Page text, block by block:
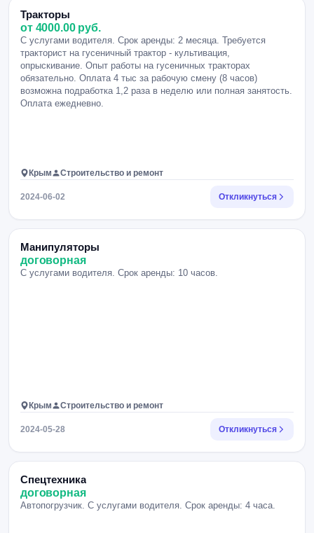
Тракторы
от 4000.00 руб.
С услугами водителя. Срок аренды: 2 месяца. Требуется
тракторист на гусеничный трактор - культивация,
опрыскивание. Опыт работы на гусеничных тракторах
обязательно. Оплата 4 тыс за рабочую смену (8 часов)
возможна подработка 1,2 раза в неделю или полная занятость.
Оплата ежедневно.
Крым Строительство и ремонт
2024-06-02 Откликнуться
Манипуляторы
договорная
С услугами водителя. Срок аренды: 10 часов.
Крым Строительство и ремонт
2024-05-28 Откликнуться
Спецтехника
договорная
Автопогрузчик. С услугами водителя. Срок аренды: 4 часа.